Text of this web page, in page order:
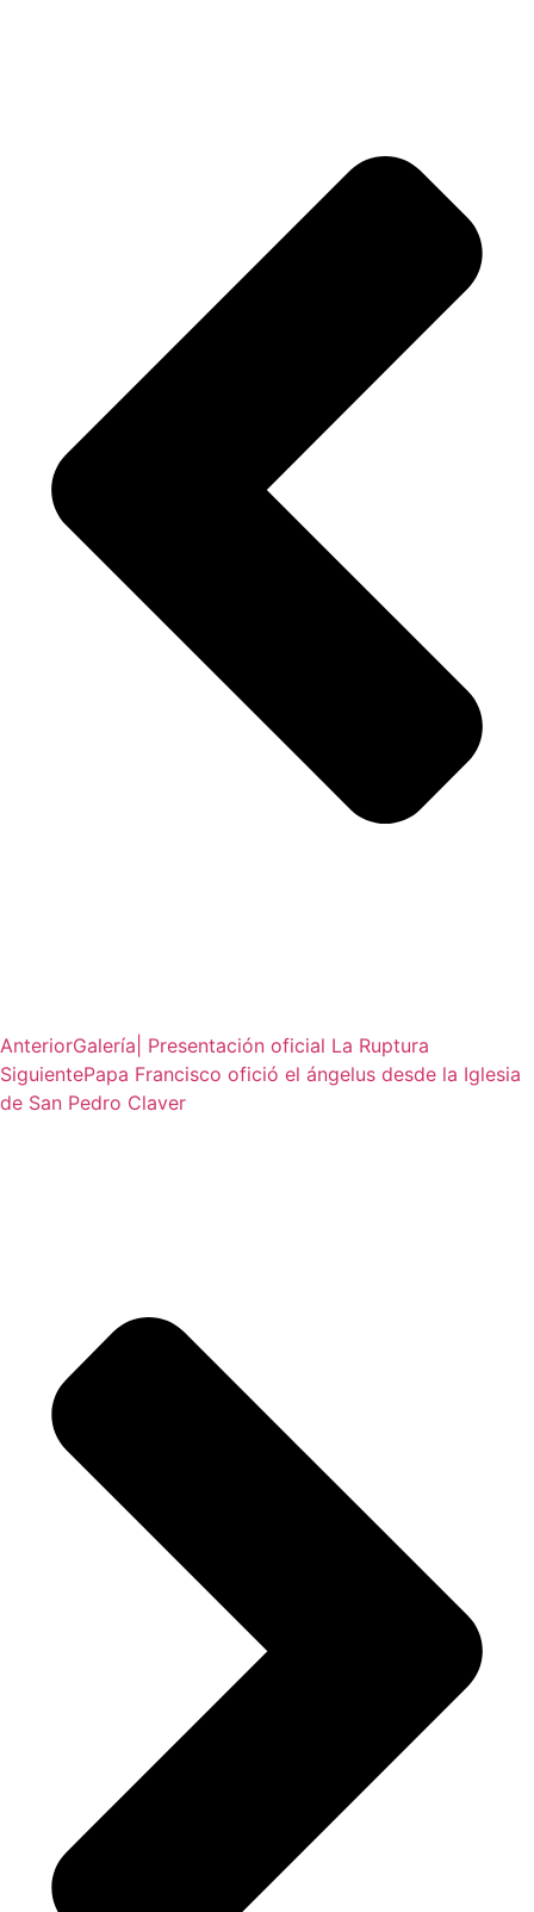
AnteriorGalería| Presentación oficial La Ruptura
SiguientePapa Francisco ofició el ángelus desde la Iglesia
de San Pedro Claver